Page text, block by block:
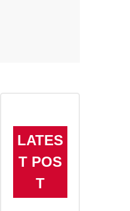
LATES
T POS
T